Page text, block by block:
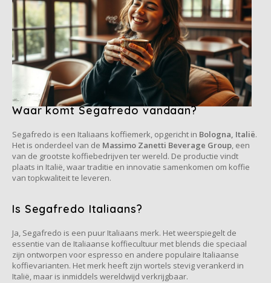
Delta
De Roccis
Douwe Egberts
Eduscho
Eilles
Flaronis - Domino
Gimoka
Idee
Lavazza
Melitta
Mövenpick
Pellini
SAS
Swisso Kaffee
Tiktak
Waar komt Segafredo vandaan?
Segafredo is een Italiaans koffiemerk, opgericht in Bologna, Italië.
Het is onderdeel van de Massimo Zanetti Beverage Group, een
van de grootste koffiebedrijven ter wereld. De productie vindt
plaats in Italië, waar traditie en innovatie samenkomen om koffie
van topkwaliteit te leveren.
Is Segafredo Italiaans?
Ja, Segafredo is een puur Italiaans merk. Het weerspiegelt de
essentie van de Italiaanse koffiecultuur met blends die speciaal
zijn ontworpen voor espresso en andere populaire Italiaanse
koffievarianten. Het merk heeft zijn wortels stevig verankerd in
Italië, maar is inmiddels wereldwijd verkrijgbaar.